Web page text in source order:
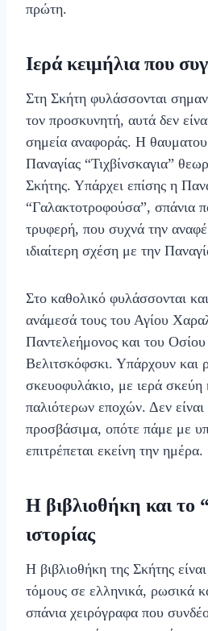
πρώτη.
Ιερά κειμήλια που
Στη Σκήτη φυλάσσονται
τον προσκυνητή, αυτά δεν
σημεία αναφοράς. Η
Παναγίας “Τιχβίνσκαγια”
Σκήτης. Υπάρχει επίσης η
“Γαλακτοτροφούσα”, σπάνια
τρυφερή, που συχνά την
ιδιαίτερη σχέση με την
Στο καθολικό φυλάσσονται
ανάμεσά τους του Αγίου
Παντελεήμονος και του
Βελιτσκόφσκι. Υπάρχουν και
σκευοφυλάκιο, με ιερά σκεύη
παλιότερων εποχών. Δεν
προσβάσιμα, οπότε πάμε με
επιτρέπεται εκείνη την ημέρα.
Η βιβλιοθήκη και το
ιστορίας
Η βιβλιοθήκη της Σκήτης
τόμους σε ελληνικά, ρωσικά
σπάνια χειρόγραφα που